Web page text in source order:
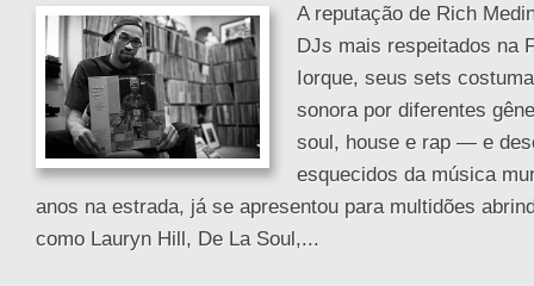
A reputação de Rich
DJs mais respeitados na
Iorque, seus sets
sonora por diferentes
soul, house e rap — e
esquecidos da música
anos na estrada, já se apresentou para multidões
como Lauryn Hill, De La Soul,...